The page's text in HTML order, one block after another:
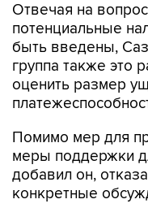
Отвечая на
потенциальные
быть введены,
группа также это
оценить размер
Помимо мер для
меры поддержки
добавил он,
конкретные